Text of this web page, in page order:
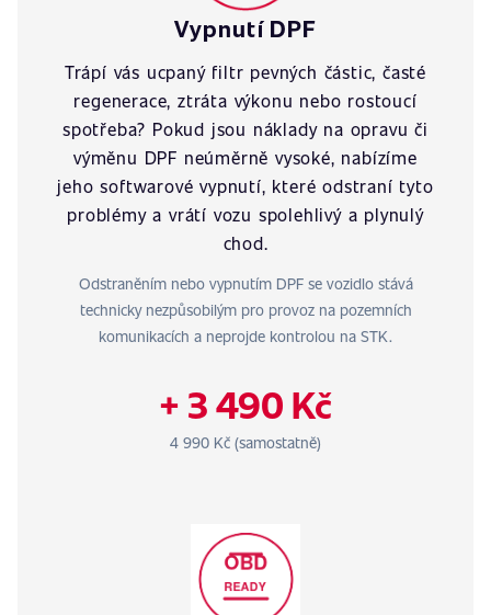
Vypnutí DPF
Trápí vás ucpaný filtr pevných částic, časté
regenerace, ztráta výkonu nebo rostoucí
spotřeba? Pokud jsou náklady na opravu či
výměnu DPF neúměrně vysoké, nabízíme
jeho softwarové vypnutí, které odstraní tyto
problémy a vrátí vozu spolehlivý a plynulý
chod.
Odstraněním nebo vypnutím DPF se vozidlo stává
technicky nezpůsobilým pro provoz na pozemních
komunikacích a neprojde kontrolou na STK.
+ 3 490 Kč
4 990 Kč (samostatně)